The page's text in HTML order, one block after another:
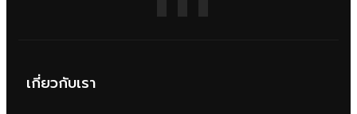
เกี่ยวกับเรา